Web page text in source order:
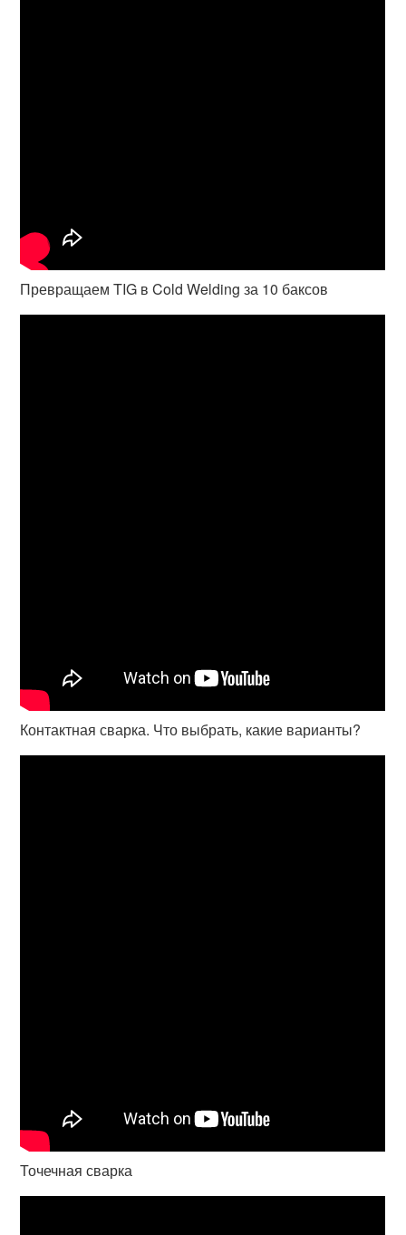
Превращаем TIG в Cold Welding за 10 баксов
Контактная сварка. Что выбрать, какие варианты?
Точечная сварка